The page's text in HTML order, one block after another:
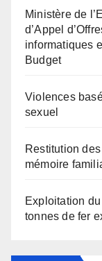
Ministère de
d’Appel
informatiques
Budget
Violences
sexuel
Restitution
mémoire
Exploitation
tonnes de fer